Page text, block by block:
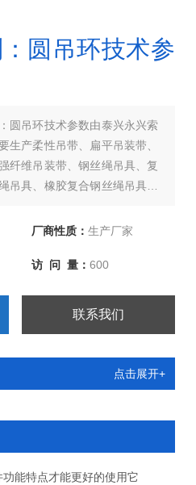
圆吊环技术参
圆吊环技术参数由泰兴永兴索
生产柔性吊带、扁平吊装带、
纤维吊装带、钢丝绳吊具、复
吊具、橡胶复合钢丝绳吊具、
柔性吊带、起重链条成套索
厂商性质： 生产厂家
访 问 量： 600
联系我们
点击展开+
能特点才能更好的使用它